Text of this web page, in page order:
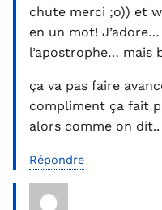
chute merci ;o)) et
en un mot!
l’apostrophe… mais
ça va pas faire
compliment ça fait
alors comme on dit..
Répondre